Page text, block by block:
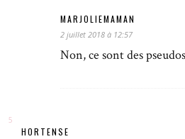
MARJOLIEMAMAN
2 juillet 2018 à 12:57
Non, ce sont des pseudos
HORTENSE